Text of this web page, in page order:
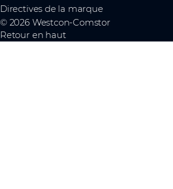
Directives de la marque
© 2026 Westcon-Comstor
Retour en haut